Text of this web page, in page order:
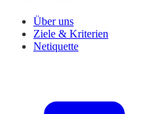
Über uns
Ziele & Kriterien
Netiquette